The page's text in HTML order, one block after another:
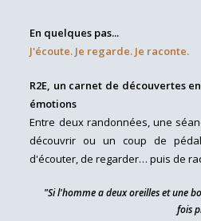
En quelques pas...
J'écoute. Je regarde. Je raconte.
R2E, un carnet de découvertes
émotions
Entre deux randonnées, une
découvrir ou un coup de
d'écouter, de regarder… puis de
"Si l'homme a deux oreilles et une
fois